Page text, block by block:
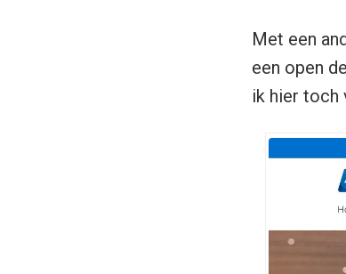
Met een
een open
ik hier toch